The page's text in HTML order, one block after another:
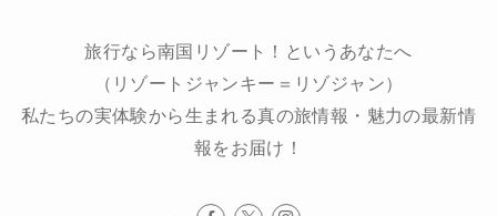
旅行なら南国リゾート！というあなたへ
（リゾートジャンキー＝リゾジャン）
私たちの実体験から生まれる真の旅情報・魅力の最新情
報をお届け！